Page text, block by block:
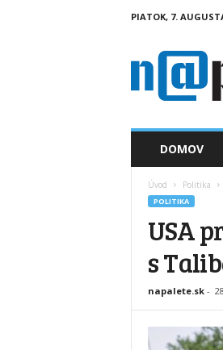
PIATOK, 7.
a
DOMOV
Úvod Politika
POLITIKA
USA
s
napalete.sk-